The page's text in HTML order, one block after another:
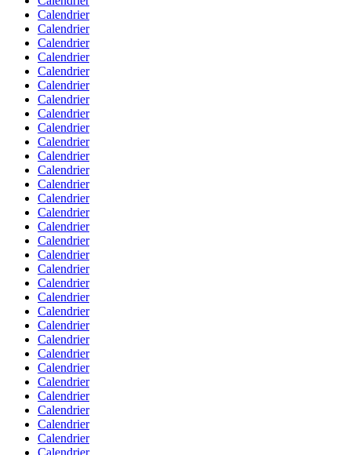
Calendrier
Calendrier
Calendrier
Calendrier
Calendrier
Calendrier
Calendrier
Calendrier
Calendrier
Calendrier
Calendrier
Calendrier
Calendrier
Calendrier
Calendrier
Calendrier
Calendrier
Calendrier
Calendrier
Calendrier
Calendrier
Calendrier
Calendrier
Calendrier
Calendrier
Calendrier
Calendrier
Calendrier
Calendrier
Calendrier
Calendrier
Calendrier